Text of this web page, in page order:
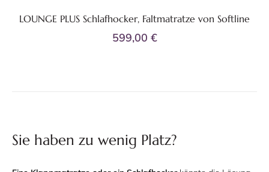
LOUNGE PLUS Schlafhocker, Faltmatratze von Softline
599,00 €
Sie haben zu wenig Platz?